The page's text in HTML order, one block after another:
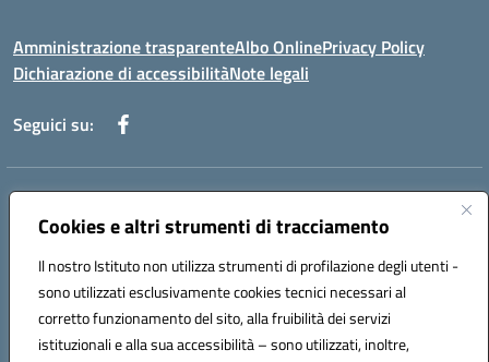
Cookies e altri strumenti di tracciamento
Il nostro Istituto non utilizza strumenti di profilazione degli utenti -
sono utilizzati esclusivamente cookies tecnici necessari al
corretto funzionamento del sito, alla fruibilità dei servizi
istituzionali e alla sua accessibilità – sono utilizzati, inoltre,
Amministrazione trasparenteAlbo OnlinePrivacy Policy
Dichiarazione di accessibilitàNote legali
Seguici su:
Indirizzo:
Centralino:0881234514 - 0881752614 - 0881719420
Posta elettronica certificata (PEC):fgps010008@pec.istruzione.it
Codice fiscale: 80003140714
Codice meccanografico: FGPS010008